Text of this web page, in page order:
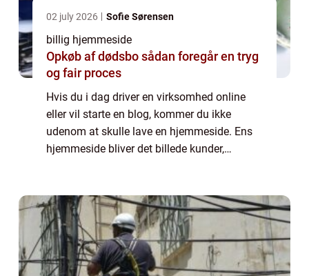
02 july 2026 Sofie Sørensen
billig hjemmeside
Opkøb af dødsbo sådan foregår en tryg
og fair proces
Hvis du i dag driver en virksomhed online
eller vil starte en blog, kommer du ikke
udenom at skulle lave en hjemmeside. Ens
hjemmeside bliver det billede kunder,
Derf...